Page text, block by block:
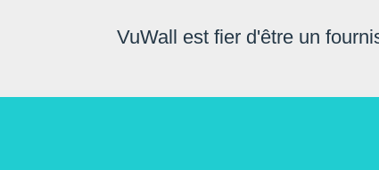
VuWall est fier d'être un